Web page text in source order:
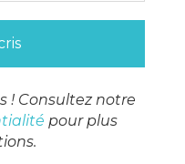
! Consultez notre
pour plus